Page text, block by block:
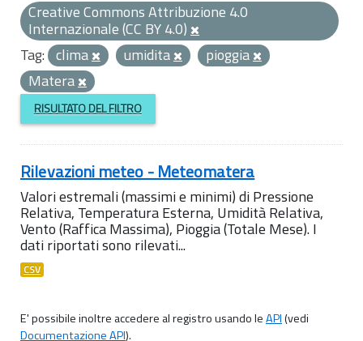
Creative Commons Attribuzione 4.0
Internazionale (CC BY 4.0)
Tag: clima umidita
pioggia
Matera
RISULTATO DEL FILTRO
Rilevazioni meteo - Meteomatera
Valori estremali (massimi e minimi) di Pressione
Relativa, Temperatura Esterna, Umidità Relativa,
Vento (Raffica Massima), Pioggia (Totale Mese). I
dati riportati sono rilevati...
CSV
E' possibile inoltre accedere al registro usando leAPI(vedi
Documentazione API).